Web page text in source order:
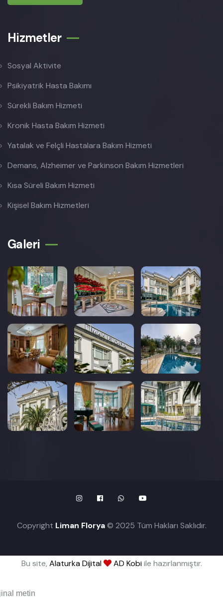
Hizmetler
Sosyal Aktivite
Psikiyatrik Hasta Bakımı
Sürekli Bakım Hizmeti
Kronik Hasta Bakım Hizmeti
Yatalak ve Felçli Hastalara Bakım Hizmeti
Demans, Alzheimer ve Parkinson Bakım Hizmetleri
Kısa Süreli Bakım Hizmeti
Kişisel Bakım Hizmetleri
Galeri
Copyright Liman Florya© 2025 Tüm Hakları Saklıdır.
Bu site, Alaturka Dijital AD Kobiile hazırlanmıştır.
metin